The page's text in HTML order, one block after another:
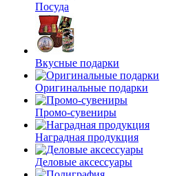
Посуда
Вкусные подарки
Оригинальные подарки
Промо-сувениры
Наградная продукция
Деловые аксессуары